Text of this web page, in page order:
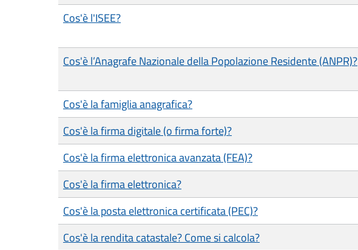
Cos'è l'ISEE?
Cos'è l’Anagrafe Nazionale della Popolazione Residente (ANPR)?
Cos'è la famiglia anagrafica?
Cos'è la firma digitale (o firma forte)?
Cos'è la firma elettronica avanzata (FEA)?
Cos'è la firma elettronica?
Cos'è la posta elettronica certificata (PEC)?
Cos'è la rendita catastale? Come si calcola?